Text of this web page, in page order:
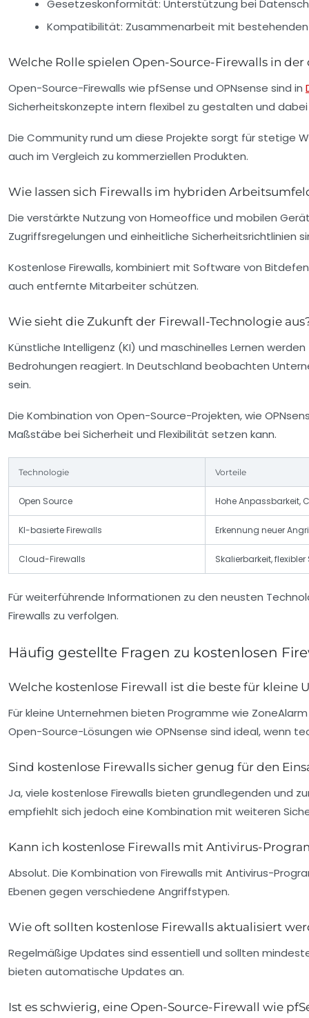
Gesetzeskonformität: Unterstützung bei
Kompatibilität: Zusammenarbeit mit
Welche Rolle spielen Open-Source-Firewalls in
Open-Source-Firewalls wie pfSense und OPNsense sind in
Sicherheitskonzepte intern flexibel zu gestalten und
Die Community rund um diese Projekte sorgt für stetige
auch im Vergleich zu kommerziellen Produkten.
Wie lassen sich Firewalls im hybriden
Die verstärkte Nutzung von Homeoffice und mobilen
Zugriffsregelungen und einheitliche Sicherheitsrichtlinien
Kostenlose Firewalls, kombiniert mit Software von
auch entfernte Mitarbeiter schützen.
Wie sieht die Zukunft der Firewall-Technologie
Künstliche Intelligenz (KI) und maschinelles Lernen
Bedrohungen reagiert. In Deutschland beobachten
sein.
Die Kombination von Open-Source-Projekten, wie
Maßstäbe bei Sicherheit und Flexibilität setzen kann.
Technologie Vorteile
Open Source Hohe Anpassbarkeit,
KI-basierte Firewalls Erkennung neuer
Cloud-Firewalls Skalierbarkeit,
Für weiterführende Informationen zu den neusten
Firewalls zu verfolgen.
Häufig gestellte Fragen zu kostenlosen
Welche kostenlose Firewall ist die beste für kleine
Für kleine Unternehmen bieten Programme wie ZoneAlarm
Open-Source-Lösungen wie OPNsense sind ideal, wenn
Sind kostenlose Firewalls sicher genug für den
Ja, viele kostenlose Firewalls bieten grundlegenden und
empfiehlt sich jedoch eine Kombination mit weiteren
Kann ich kostenlose Firewalls mit Antivirus-
Absolut. Die Kombination von Firewalls mit Antivirus-
Ebenen gegen verschiedene Angriffstypen.
Wie oft sollten kostenlose Firewalls aktualisiert
Regelmäßige Updates sind essentiell und sollten
bieten automatische Updates an.
Ist es schwierig, eine Open-Source-Firewall wie